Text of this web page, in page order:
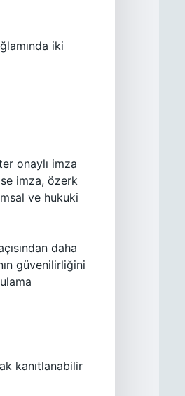
iki
onaylı imza
imza, özerk
ve hukuki
daha
güvenilirliğini
kanıtlanabilir